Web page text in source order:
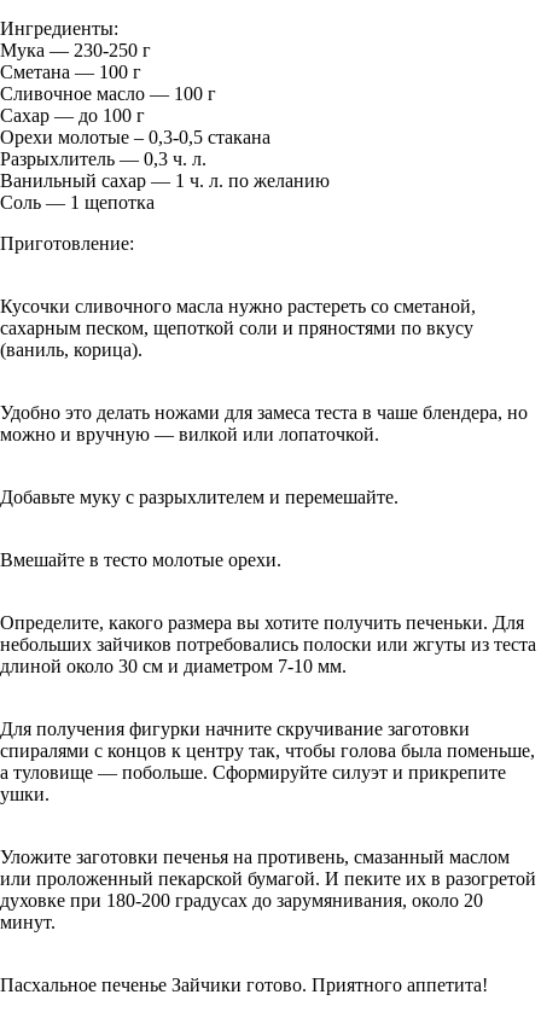
Ингредиенты:
Мука — 230-250 г
Сметана — 100 г
Сливочное масло — 100 г
Сахар — до 100 г
Орехи молотые – 0,3-0,5 стакана
Разрыхлитель — 0,3 ч. л.
Ванильный сахар — 1 ч. л. по желанию
Соль — 1 щепотка
Приготовление:
Кусочки сливочного масла нужно растереть со сметаной,
сахарным песком, щепоткой соли и пряностями по вкусу
(ваниль, корица).
Удобно это делать ножами для замеса теста в чаше блендера, но
можно и вручную — вилкой или лопаточкой.
Добавьте муку с разрыхлителем и перемешайте.
Вмешайте в тесто молотые орехи.
Определите, какого размера вы хотите получить печеньки. Для
небольших зайчиков потребовались полоски или жгуты из теста
длиной около 30 см и диаметром 7-10 мм.
Для получения фигурки начните скручивание заготовки
спиралями с концов к центру так, чтобы голова была поменьше,
а туловище — побольше. Сформируйте силуэт и прикрепите
ушки.
Уложите заготовки печенья на противень, смазанный маслом
или проложенный пекарской бумагой. И пеките их в разогретой
духовке при 180-200 градусах до зарумянивания, около 20
минут.
Пасхальное печенье Зайчики готово. Приятного аппетита!